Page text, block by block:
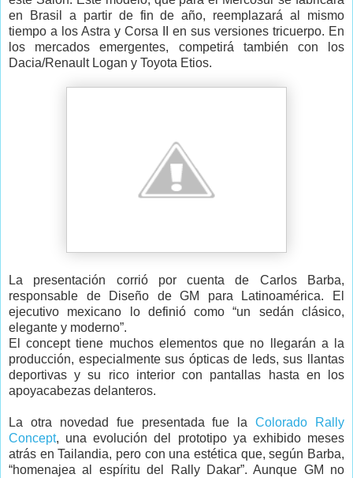
en Brasil a partir de fin de año, reemplazará al mismo
tiempo a los Astra y Corsa II en sus versiones tricuerpo. En
los mercados emergentes, competirá también con los
Dacia/Renault Logan y Toyota Etios.
La presentación corrió por cuenta de Carlos Barba,
responsable de Diseño de GM para Latinoamérica. El
ejecutivo mexicano lo definió como “un sedán clásico,
elegante y moderno”.
El concept tiene muchos elementos que no llegarán a la
producción, especialmente sus ópticas de leds, sus llantas
deportivas y su rico interior con pantallas hasta en los
apoyacabezas delanteros.
La otra novedad fue presentada fue la Colorado Rally
Concept, una evolución del prototipo ya exhibido meses
atrás en Tailandia, pero con una estética que, según Barba,
“homenajea al espíritu del Rally Dakar”. Aunque GM no